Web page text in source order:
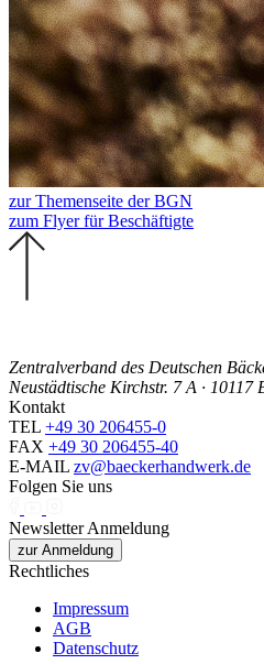
zur Themenseite der BGN
zum Flyer für Beschäftigte
Zentralverband des Deutschen
Neustädtische Kirchstr. 7 A · 10117
Kontakt
TEL +49 30 206455-0
FAX +49 30 206455-40
E-MAIL zv@baeckerhandwerk.de
Folgen Sie uns
Newsletter Anmeldung
zur Anmeldung
Rechtliches
Impressum
AGB
Datenschutz